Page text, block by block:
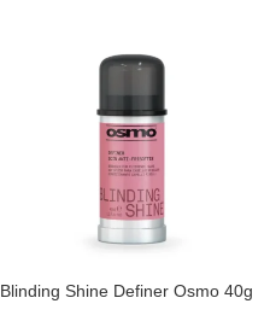
Blinding Shine Definer Osmo 40g